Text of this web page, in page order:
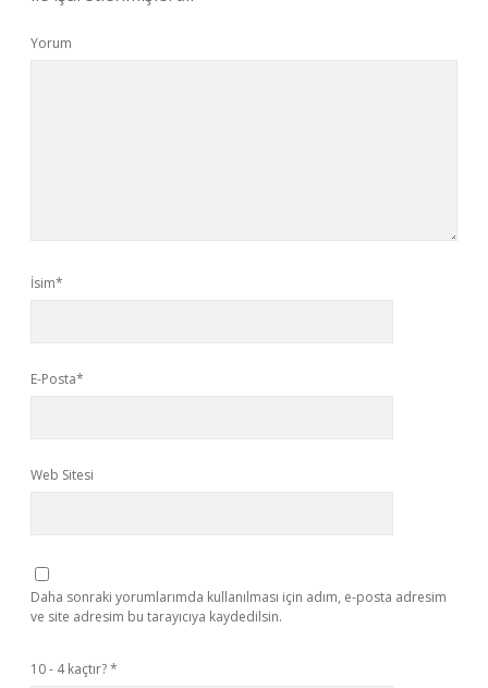
Yorum
İsim*
E-Posta*
Web Sitesi
Daha sonraki yorumlarımda kullanılması için adım, e-posta adresim
ve site adresim bu tarayıcıya kaydedilsin.
10 - 4 kaçtır?*